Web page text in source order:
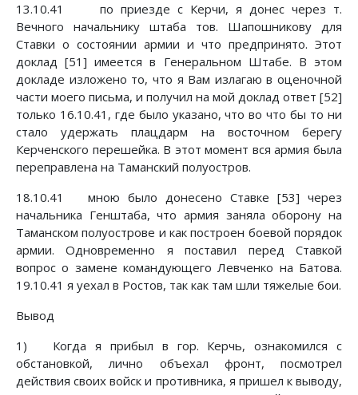
13.10.41 по приезде с Керчи, я донес через т.
Вечного начальнику штаба тов. Шапошникову для
Ставки о состоянии армии и что предпринято. Этот
доклад [51] имеется в Генеральном Штабе. В этом
докладе изложено то, что я Вам излагаю в оценочной
части моего письма, и получил на мой доклад ответ [52]
только 16.10.41, где было указано, что во что бы то ни
стало удержать плацдарм на восточном берегу
Керченского перешейка. В этот момент вся армия была
переправлена на Таманский полуостров.
18.10.41 мною было донесено Ставке [53] через
начальника Генштаба, что армия заняла оборону на
Таманском полуострове и как построен боевой порядок
армии. Одновременно я поставил перед Ставкой
вопрос о замене командующего Левченко на Батова.
19.10.41 я уехал в Ростов, так как там шли тяжелые бои.
Вывод
1) Когда я прибыл в гор. Керчь, ознакомился с
обстановкой, лично объехал фронт, посмотрел
действия своих войск и противника, я пришел к выводу,